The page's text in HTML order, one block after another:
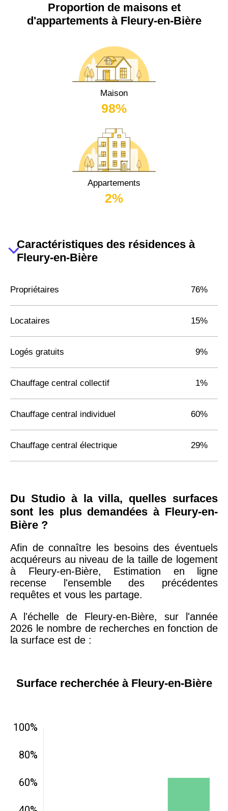
Proportion de maisons et
d'appartements à Fleury-en-Bière
Maison
98%
Appartements
2%
Caractéristiques des résidences à
Fleury-en-Bière
Propriétaires 76%
Locataires 15%
Logés gratuits 9%
Chauffage central collectif 1%
Chauffage central individuel 60%
Chauffage central électrique 29%
Du Studio à la villa, quelles surfaces
sont les plus demandées à Fleury-en-
Bière ?
Afin de connaître les besoins des éventuels
acquéreurs au niveau de la taille de logement
à Fleury-en-Bière, Estimation en ligne
recense l'ensemble des précédentes
requêtes et vous les partage.
A l'échelle de Fleury-en-Bière, sur l'année
2026 le nombre de recherches en fonction de
la surface est de :
Surface recherchée à Fleury-en-Bière